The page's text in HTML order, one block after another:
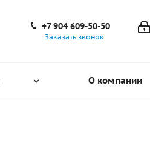
+7 904 609-50-50
Заказать звонок
О компании